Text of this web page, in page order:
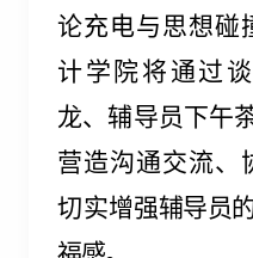
论充电与思想碰
计学院将通过
龙、辅导员下午茶
营造沟通交流、
切实增强辅导员